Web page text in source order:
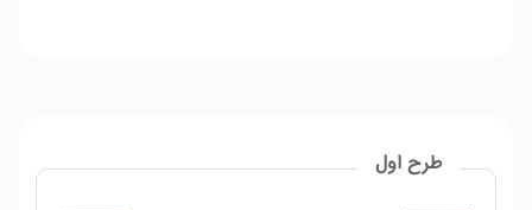
طرح اول